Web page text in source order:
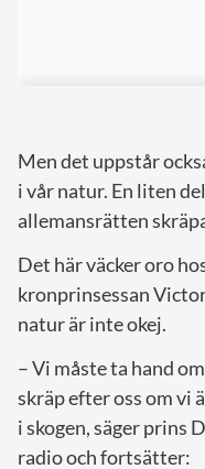
Men det uppstår
i vår natur. En liten
allemansrätten
Det här väcker oro
kronprinsessan
natur är inte okej.
– Vi måste ta hand
skräp efter oss om vi
i skogen, säger prins
radio och fortsätter: